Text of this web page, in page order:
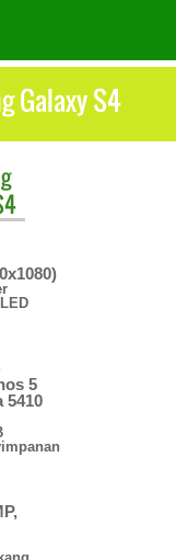
Galaxy S4
5
5410